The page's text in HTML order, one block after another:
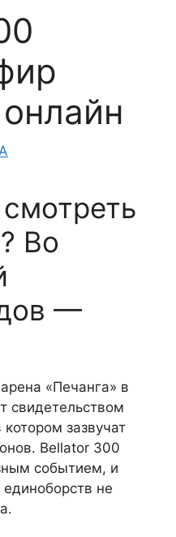
Во
—
«Печанга» в
свидетельством
зазвучат
Bellator 300
событием, и
не